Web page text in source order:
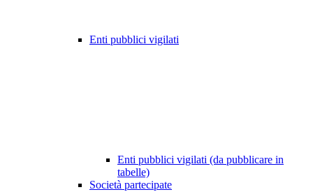
Enti pubblici vigilati
Enti pubblici vigilati (da pubblicare in
tabelle)
Società partecipate